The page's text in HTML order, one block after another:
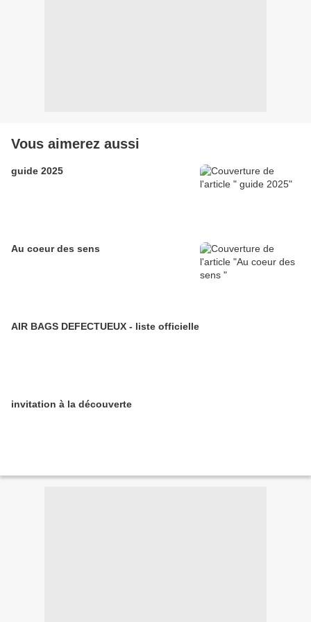
Vous aimerez aussi
guide 2025
Au coeur des sens
AIR BAGS DEFECTUEUX - liste officielle
invitation à la découverte